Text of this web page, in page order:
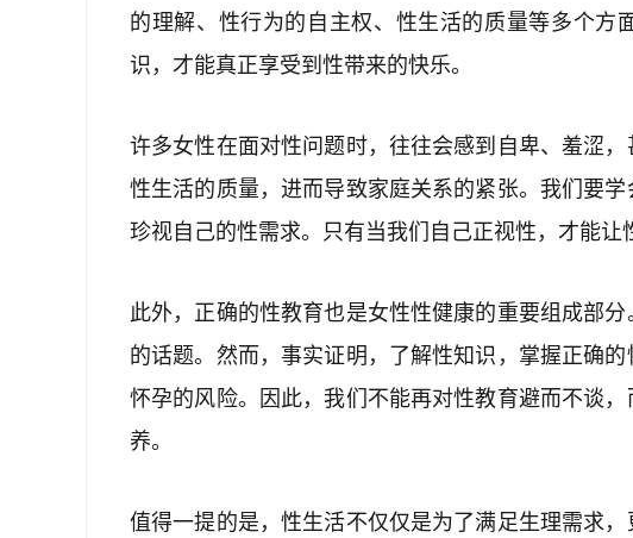
的理解、性行为的自主权、性生活的质量等多个方
识，才能真正享受到性带来的快乐。
许多女性在面对性问题时，往往会感到自卑、羞涩
性生活的质量，进而导致家庭关系的紧张。我们要学
珍视自己的性需求。只有当我们自己正视性，才能让
此外，正确的性教育也是女性性健康的重要组成部
的话题。然而，事实证明，了解性知识，掌握正确
怀孕的风险。因此，我们不能再对性教育避而不谈
养。
值得一提的是，性生活不仅仅是为了满足生理需求